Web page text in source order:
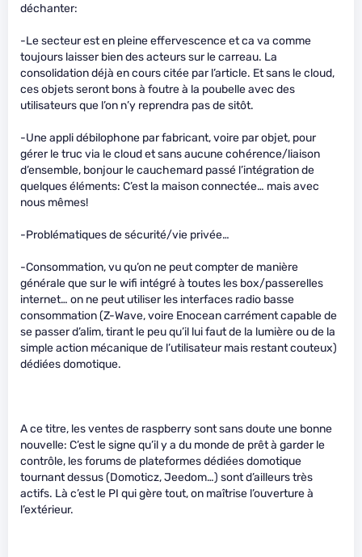
déchanter:
-Le secteur est en pleine effervescence et ca va comme
toujours laisser bien des acteurs sur le carreau. La
consolidation déjà en cours citée par l’article. Et sans le cloud,
ces objets seront bons à foutre à la poubelle avec des
utilisateurs que l’on n’y reprendra pas de sitôt.
-Une appli débilophone par fabricant, voire par objet, pour
gérer le truc via le cloud et sans aucune cohérence/liaison
d’ensemble, bonjour le cauchemard passé l’intégration de
quelques éléments: C’est la maison connectée… mais avec
nous mêmes!
-Problématiques de sécurité/vie privée…
-Consommation, vu qu’on ne peut compter de manière
générale que sur le wifi intégré à toutes les box/passerelles
internet… on ne peut utiliser les interfaces radio basse
consommation (Z-Wave, voire Enocean carrément capable de
se passer d’alim, tirant le peu qu’il lui faut de la lumière ou de la
simple action mécanique de l’utilisateur mais restant couteux)
dédiées domotique.
A ce titre, les ventes de raspberry sont sans doute une bonne
nouvelle: C’est le signe qu’il y a du monde de prêt à garder le
contrôle, les forums de plateformes dédiées domotique
tournant dessus (Domoticz, Jeedom…) sont d’ailleurs très
actifs. Là c’est le PI qui gère tout, on maîtrise l’ouverture à
l’extérieur.